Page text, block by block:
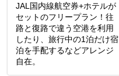
JAL国内線航空券+ホテルが
セットのフリープラン！往
路と復路で違う空港を利用
したり、旅行中の1泊だけ宿
泊を手配するなどアレンジ
自在。